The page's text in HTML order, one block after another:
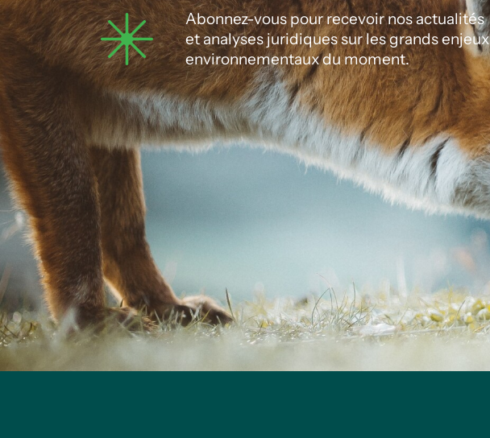
Abonnez-vous pour recevoir nos actualités
et analyses juridiques sur les grands enjeux
environnementaux du moment.